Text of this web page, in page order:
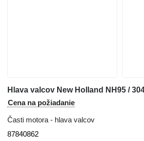
Cena na požiadanie
Časti motora - hlava valcov
87840862